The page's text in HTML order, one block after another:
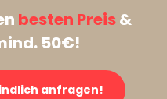
besten Preis&
50€!
anfragen!